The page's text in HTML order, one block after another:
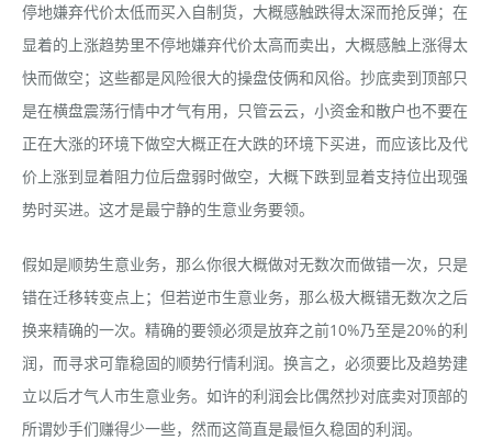
停地嫌弃代价太低而买入自制货，大概感触跌得太深而抢反弹；在
显着的上涨趋势里不停地嫌弃代价太高而卖出，大概感触上涨得太
快而做空；这些都是风险很大的操盘伎俩和风俗。抄底卖到顶部只
是在横盘震荡行情中才气有用，只管云云，小资金和散户也不要在
正在大涨的环境下做空大概正在大跌的环境下买进，而应该比及代
价上涨到显着阻力位后盘弱时做空，大概下跌到显着支持位出现强
势时买进。这才是最宁静的生意业务要领。
假如是顺势生意业务，那么你很大概做对无数次而做错一次，只是
错在迁移转变点上；但若逆市生意业务，那么极大概错无数次之后
换来精确的一次。精确的要领必须是放弃之前10%乃至是20%的利
润，而寻求可靠稳固的顺势行情利润。换言之，必须要比及趋势建
立以后才气人市生意业务。如许的利润会比偶然抄对底卖对顶部的
所谓妙手们赚得少一些，然而这简直是最恒久稳固的利润。